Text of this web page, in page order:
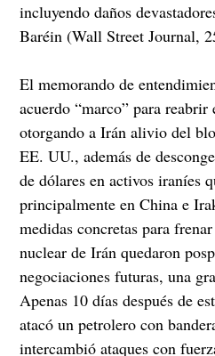
incluyendo daños
Baréin (Wall Street Journal,
El memorando de
acuerdo “marco” para
otorgando a Irán alivio del
EE. UU., además de
de dólares en activos iraníes
principalmente en China e
medidas concretas para
nuclear de Irán quedaron
negociaciones futuras, una
Apenas 10 días después de
atacó un petrolero con
intercambió ataques con